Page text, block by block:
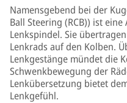
Namensgebend bei der
Ball Steering (RCB)) ist
Lenkspindel. Sie
Lenkrads auf den Kolben.
Lenkgestänge mündet die
Schwenkbewegung der
Lenkübersetzung bietet
Lenkgefühl.